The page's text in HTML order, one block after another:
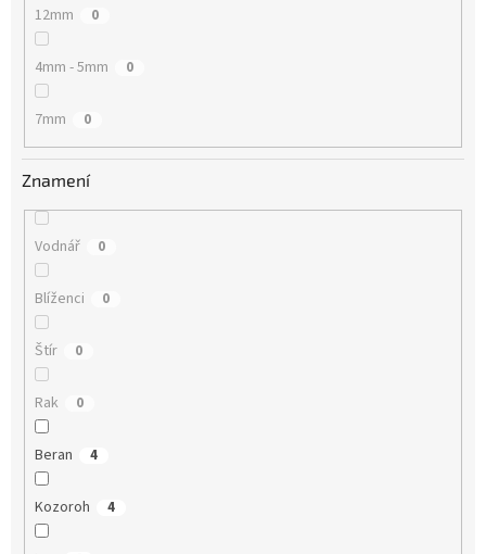
12mm 0
4mm - 5mm 0
7mm 0
Znamení
Vodnář 0
Blíženci 0
Štír 0
Rak 0
Beran 4
Kozoroh 4